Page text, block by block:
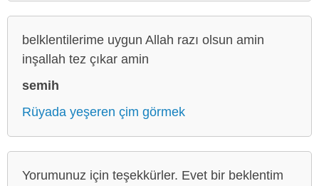
belklentilerime uygun Allah razı olsun amin
inşallah tez çıkar amin
semih
Rüyada yeşeren çim görmek
Yorumunuz için teşekkürler. Evet bir beklentim